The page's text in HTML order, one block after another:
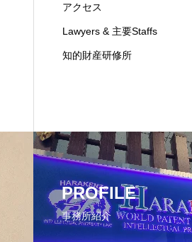
アクセス
Lawyers & 主要Staffs
知的財産研修所
PROFILE
事務所紹介